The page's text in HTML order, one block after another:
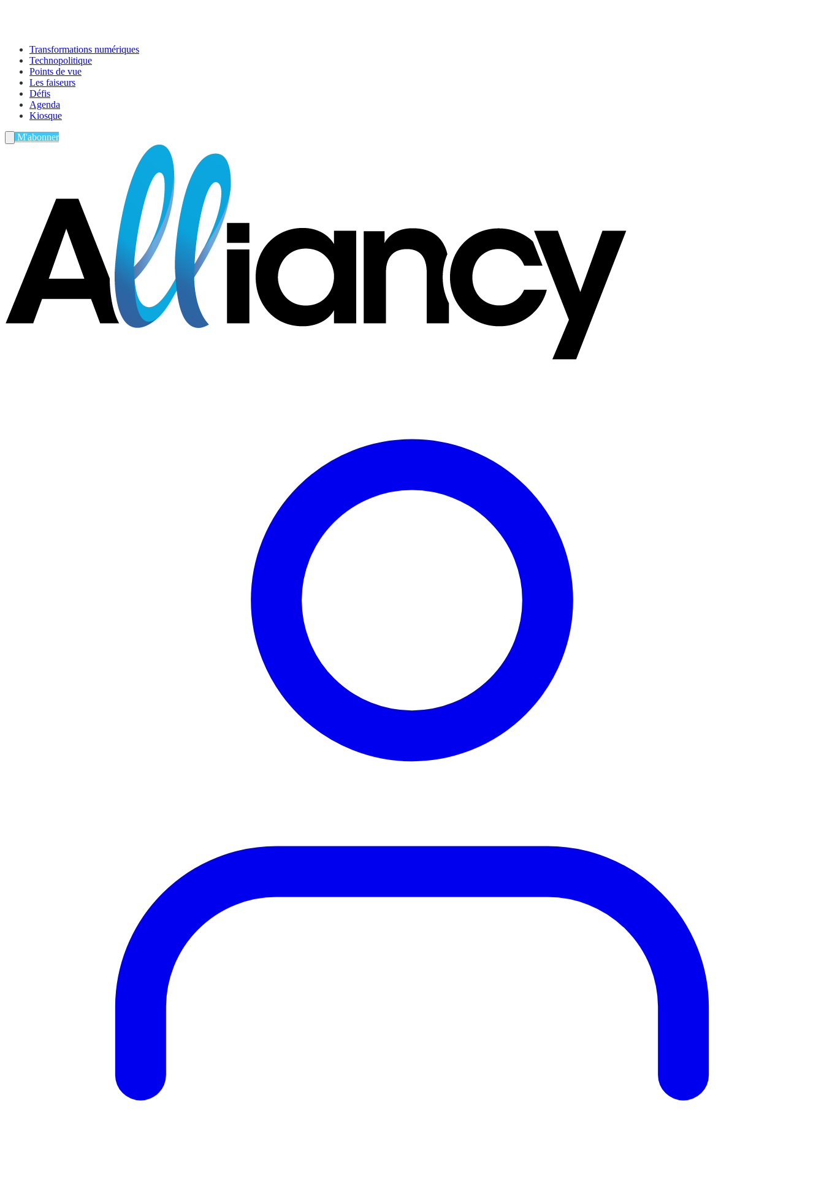
Transformations numériques
Technopolitique
Points de vue
Les faiseurs
Défis
Agenda
Kiosque
M'abonner